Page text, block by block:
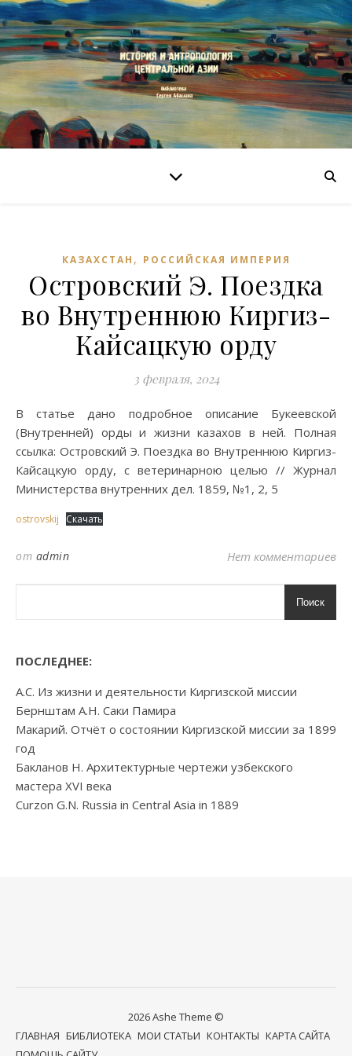
КАЗАХСТАН , РОССИЙСКАЯ ИМПЕРИЯ
Островский Э. Поездка
во Внутреннюю Киргиз-
Кайсацкую орду
3 февраля, 2024
В статье дано подробное описание Букеевской
(Внутренней) орды и жизни казахов в ней. Полная
ссылка: Островский Э. Поездка во Внутреннюю Киргиз-
Кайсацкую орду, с ветеринарною целью // Журнал
Министерства внутренних дел. 1859, №1, 2, 5
ostrovskij Скачать
от admin Нет комментариев
Поиск
ПОСЛЕДНЕЕ:
А.С. Из жизни и деятельности Киргизской миссии
Бернштам А.Н. Саки Памира
Макарий. Отчёт о состоянии Киргизской миссии за 1899
год
Бакланов Н. Архитектурные чертежи узбекского
мастера XVI века
Curzon G.N. Russia in Central Asia in 1889
2026 Ashe Theme ©
ГЛАВНАЯ БИБЛИОТЕКА МОИ СТАТЬИ КОНТАКТЫ КАРТА САЙТА